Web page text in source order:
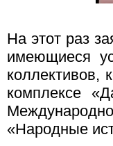
На этот раз
имеющиеся
коллективов,
комплексе
«Народные